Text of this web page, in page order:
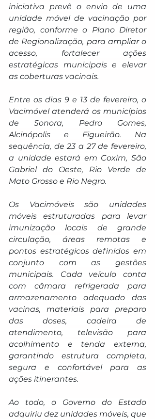
iniciativa prevê o envio de uma
unidade móvel de vacinação por
região, conforme o Plano Diretor
de Regionalização, para ampliar o
acesso, fortalecer ações
estratégicas municipais e elevar
as coberturas vacinais.
Entre os dias 9 e 13 de fevereiro, o
Vacimóvel atenderá os municípios
de Sonora, Pedro Gomes,
Alcinópolis e Figueirão. Na
sequência, de 23 a 27 de fevereiro,
a unidade estará em Coxim, São
Gabriel do Oeste, Rio Verde de
Mato Grosso e Rio Negro.
Os Vacimóveis são unidades
móveis estruturadas para levar
imunização locais de grande
circulação, áreas remotas e
pontos estratégicos definidos em
conjunto com as gestões
municipais. Cada veículo conta
com câmara refrigerada para
armazenamento adequado das
vacinas, materiais para preparo
das doses, cadeira de
atendimento, televisão para
acolhimento e tenda externa,
garantindo estrutura completa,
segura e confortável para as
ações itinerantes.
Ao todo, o Governo do Estado
adquiriu dez unidades móveis, que